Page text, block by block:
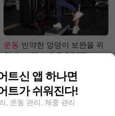
운동 빈약한 엉덩이 보완을 위
한 초보 헬스 운동 BEST!
트신 앱 하나면
트가 쉬워진다!
, 운동 관리, 체중 관리